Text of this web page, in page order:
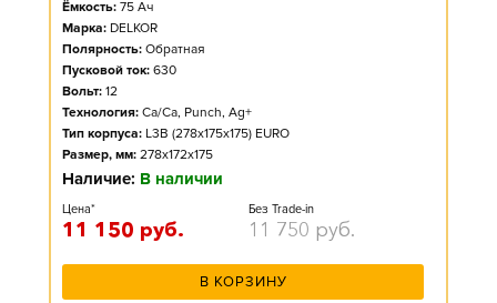
Ёмкость: 75 Ач
Марка: DELKOR
Полярность: Обратная
Пусковой ток: 630
Вольт: 12
Технология: Ca/Ca, Punch, Ag+
Тип корпуса: L3B (278x175x175) EURO
Размер, мм: 278x172x175
Наличие: В наличии
Цена*
11 150 руб.
Без Trade-in
11 750 руб.
В КОРЗИНУ